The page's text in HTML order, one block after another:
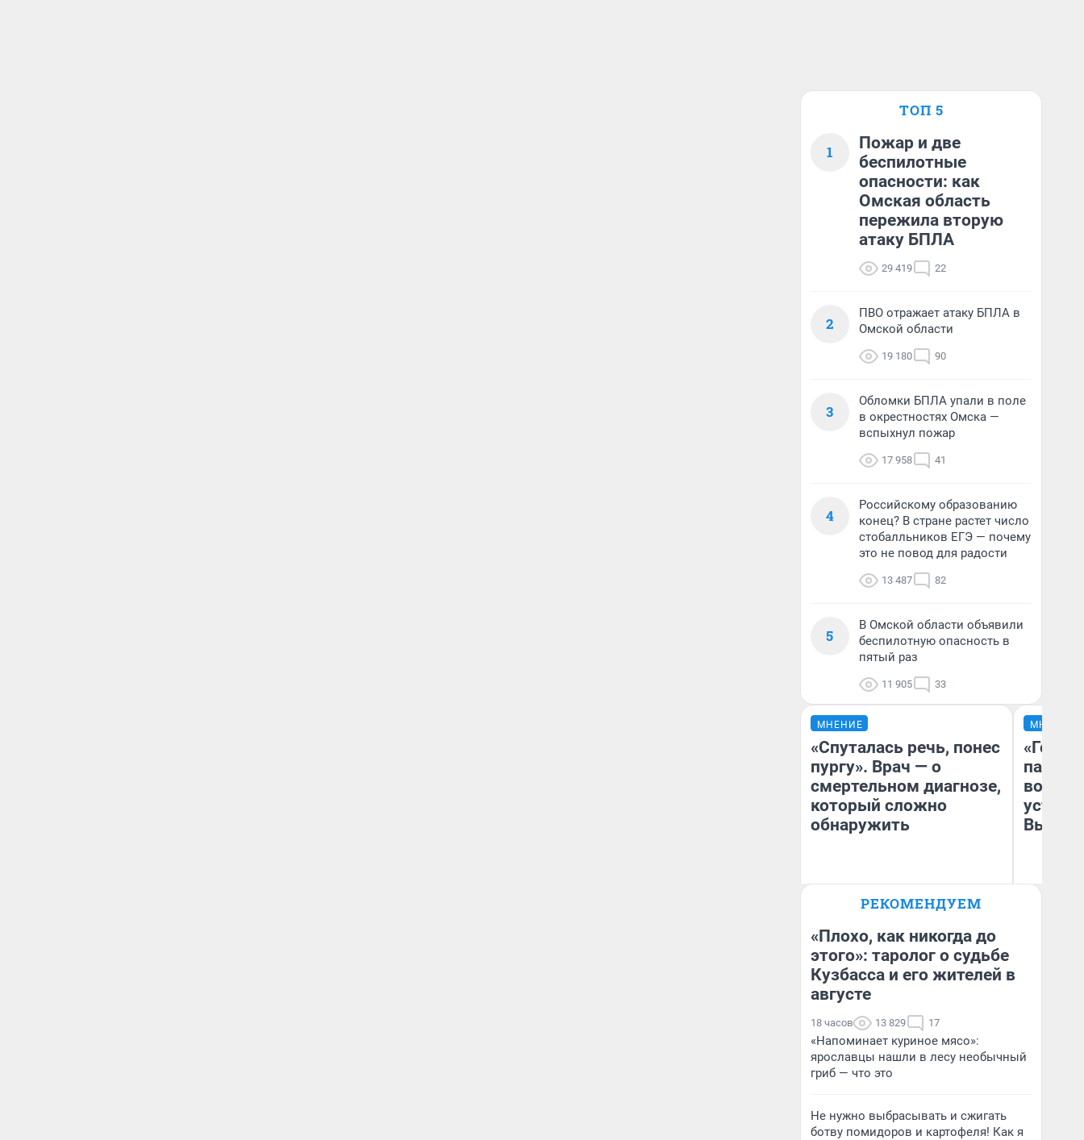
ТОП 5
1
Пожар и две
беспилотные
опасности: как
Омская область
пережила вторую
атаку БПЛА
29 419 22
2
ПВО отражает атаку БПЛА в
Омской области
19 180 90
3
Обломки БПЛА упали в поле
в окрестностях Омска —
вспыхнул пожар
17 958 41
4
Российскому образованию
конец? В стране растет число
стобалльников ЕГЭ — почему
это не повод для радости
13 487 82
5
В Омской области объявили
беспилотную опасность в
пятый раз
11 905 33
МНЕНИЕ
«Спуталась речь, понес
пургу». Врач — о
смертельном диагнозе,
который сложно
обнаружить
Главврач клиники
Волковой»
МНЕНИЕ
РЕКОМЕНДУЕМ
«Плохо, как никогда до
этого»: таролог о судьбе
Кузбасса и его жителей в
августе
18 часов 13 829 17
«Напоминает куриное мясо»:
ярославцы нашли в лесу необычный
гриб — что это
Не нужно выбрасывать и сжигать
ботву помидоров и картофеля! Как я